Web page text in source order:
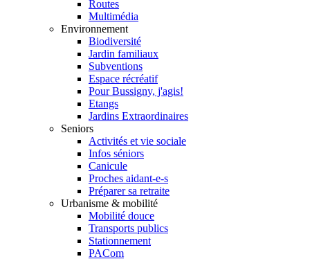
Routes
Multimédia
Environnement
Biodiversité
Jardin familiaux
Subventions
Espace récréatif
Pour Bussigny, j'agis!
Etangs
Jardins Extraordinaires
Seniors
Activités et vie sociale
Infos séniors
Canicule
Proches aidant-e-s
Préparer sa retraite
Urbanisme & mobilité
Mobilité douce
Transports publics
Stationnement
PACom